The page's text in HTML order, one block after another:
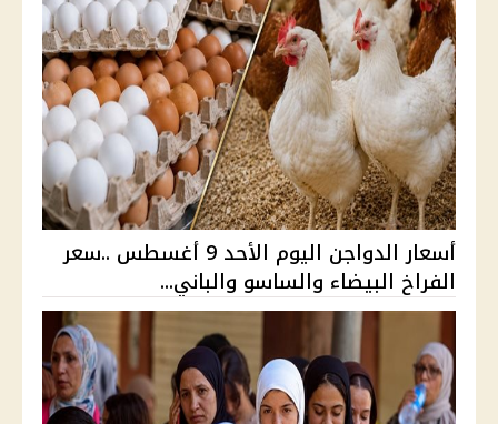
أسعار الدواجن اليوم الأحد 9 أغسطس ..سعر
الفراخ البيضاء والساسو والباني...